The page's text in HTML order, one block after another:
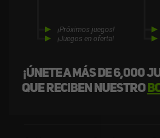
¡Únete a más de
que reciben nuestro
¡Próximos juegos!
¡Juegos en oferta!